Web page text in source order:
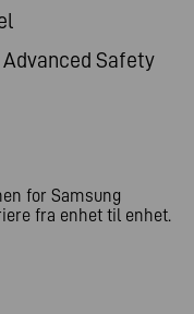
Safety
for Samsung
fra enhet til enhet.